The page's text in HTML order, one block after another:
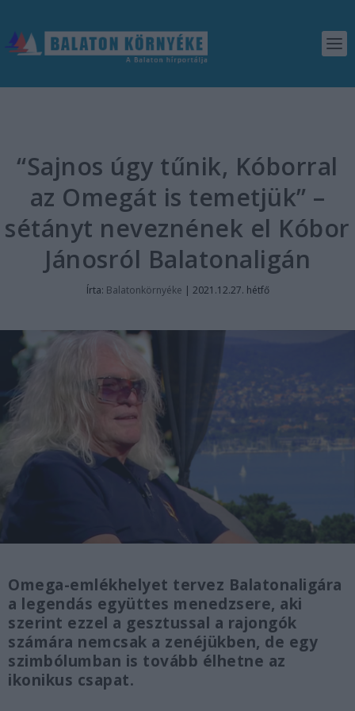
“Sajnos úgy tűnik, Kóborral
az Omegát is temetjük” –
sétányt neveznének el Kóbor
Jánosról Balatonaligán
Írta: Balatonkörnyéke | 2021.12.27. hétfő
Omega-emlékhelyet tervez Balatonaligára
a legendás együttes menedzsere, aki
szerint ezzel a gesztussal a rajongók
számára nemcsak a zenéjükben, de egy
szimbólumban is tovább élhetne az
ikonikus csapat.